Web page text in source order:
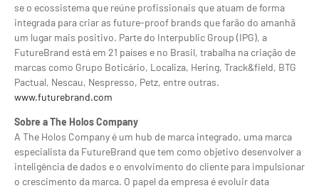
se o ecossistema que reúne profissionais que atuam de forma
integrada para criar as future-proof brands que farão do amanhã
um lugar mais positivo. Parte do Interpublic Group (IPG), a
FutureBrand está em 21 países e no Brasil, trabalha na criação de
marcas como Grupo Boticário, Localiza, Hering, Track&field, BTG
Pactual, Nescau, Nespresso, Petz, entre outras.
www.futurebrand.com
Sobre a The Holos Company
A The Holos Company é um hub de marca integrado, uma marca
especialista da FutureBrand que tem como objetivo desenvolver a
inteligência de dados e o envolvimento do cliente para impulsionar
o crescimento da marca. O papel da empresa é evoluir data